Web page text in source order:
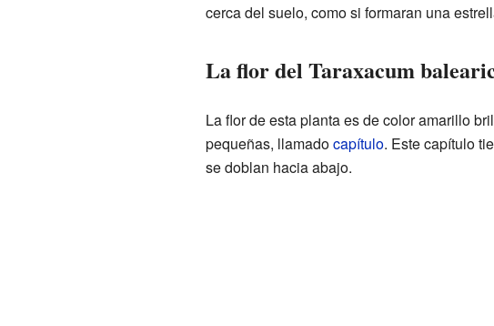
cerca del suelo, como si formaran una
La flor del Taraxacum
La flor de esta planta es de color amarillo
pequeñas, llamadocapítulo. Este capítulo
se doblan hacia abajo.